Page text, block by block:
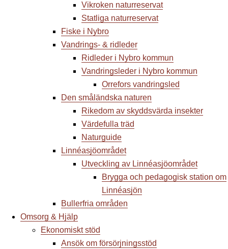
Vikroken naturreservat
Statliga naturreservat
Fiske i Nybro
Vandrings- & ridleder
Ridleder i Nybro kommun
Vandringsleder i Nybro kommun
Orrefors vandringsled
Den småländska naturen
Rikedom av skyddsvärda insekter
Värdefulla träd
Naturguide
Linnéasjöområdet
Utveckling av Linnéasjöområdet
Brygga och pedagogisk station om
Linnéasjön
Bullerfria områden
Omsorg & Hjälp
Ekonomiskt stöd
Ansök om försörjningsstöd